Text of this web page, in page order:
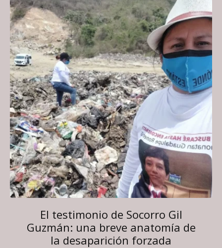
El testimonio de Socorro Gil
Guzmán: una breve anatomía de
la desaparición forzada